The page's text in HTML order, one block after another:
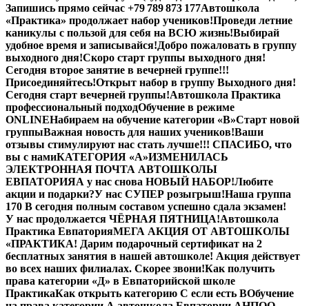
Запишись прямо сейчас +79 789 873 177Автошкола
«Практика» продолжает набор учеников!Проведи летние
каникулы с пользой для себя на ВСЮ жизнь!Выбирай
удобное время и записывайся!Добро пожаловать в группу
выходного дня!Скоро старт группы выходного дня!
Сегодня второе занятие в вечерней группе!!!
Присоединяйтесь!Открыт набор в группу Выходного дня!
Сегодня старт вечерней группы!Автошкола Практика
профессиональный подходОбучение в режиме
ONLINEНабираем на обучение категории «B»Старт новой
группыВажная новость для наших учеников!Ваши
отзывы стимулируют нас стать лучше!!! СПАСИБО, что
вы с намиКАТЕГОРИЯ «А»ИЗМЕНИЛАСЬ
ЭЛЕКТРОННАЯ ПОЧТА АВТОШКОЛЫ
ЕВПАТОРИЯА у нас снова НОВЫЙ НАБОР!Любите
акции и подарки?У нас СУПЕР розыгрыш!Наша группа
170 В сегодня полным составом успешно сдала экзамен!
У нас продолжается ЧЁРНАЯ ПЯТНИЦА!Автошкола
Практика ЕвпаторияМЕГА АКЦИЯ ОТ АВТОШКОЛЫ
«ПРАКТИКА! Дарим подарочный сертификат на 2
бесплатных занятия в нашей автошколе! Акция действует
во всех наших филиалах. Скорее звони!Как получить
права категории «Д» в Евпаторийской школе
ПрактикаКак открыть категорию C если есть BОбучение